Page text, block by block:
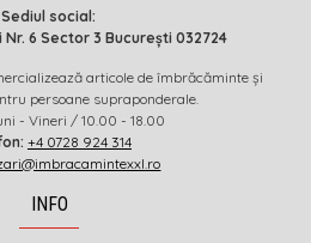
Sediul social:
6 Sector 3 București 032724
articole de îmbrăcăminte și
persoane supraponderale.
- Vineri / 10.00 - 18.00
+4 0728 924 314
INFO